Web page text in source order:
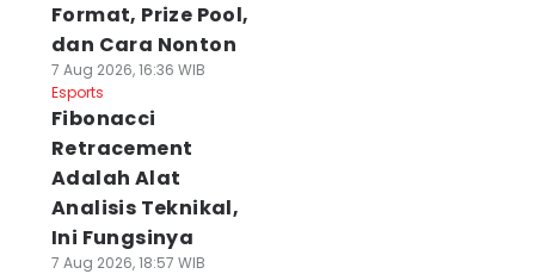
Format, Prize Pool,
dan Cara Nonton
7 Aug 2026, 16:36 WIB
Esports
Fibonacci
Retracement
Adalah Alat
Analisis Teknikal,
Ini Fungsinya
7 Aug 2026, 18:57 WIB